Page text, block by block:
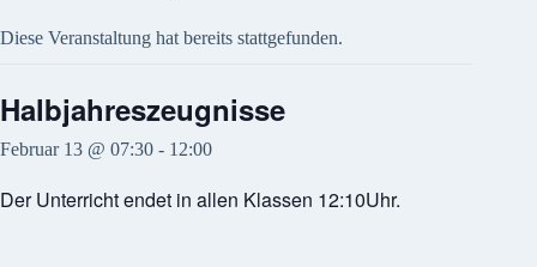
Diese Veranstaltung hat bereits stattgefunden.
Halbjahreszeugnisse
Februar 13 @ 07:30 - 12:00
Der Unterricht endet in allen Klassen 12:10Uhr.